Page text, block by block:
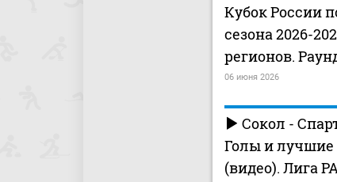
Кубок России
сезона 2026-
регионов.
06 июня 2026
Сокол -
Голы и
(видео). Лига